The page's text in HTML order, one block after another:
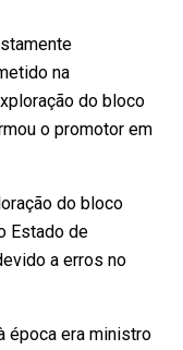
na
do bloco
o promotor em
do bloco
Estado de
a erros no
época era ministro